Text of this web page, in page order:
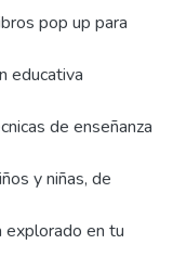
pop up para
educativa
de enseñanza
y niñas, de
explorado en tu